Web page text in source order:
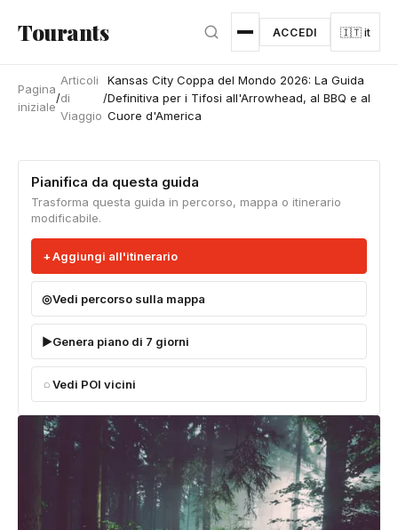
Tourants ACCEDI 🇮🇹 it
Pagina
iniziale
/
Articoli
di
Viaggio
/
Kansas City Coppa del Mondo 2026: La Guida
Definitiva per i Tifosi all'Arrowhead, al BBQ e al
Cuore d'America
Pianifica da questa guida
Trasforma questa guida in percorso, mappa o itinerario
modificabile.
Aggiungi all'itinerario
Vedi percorso sulla mappa
Genera piano di 7 giorni
Vedi POI vicini